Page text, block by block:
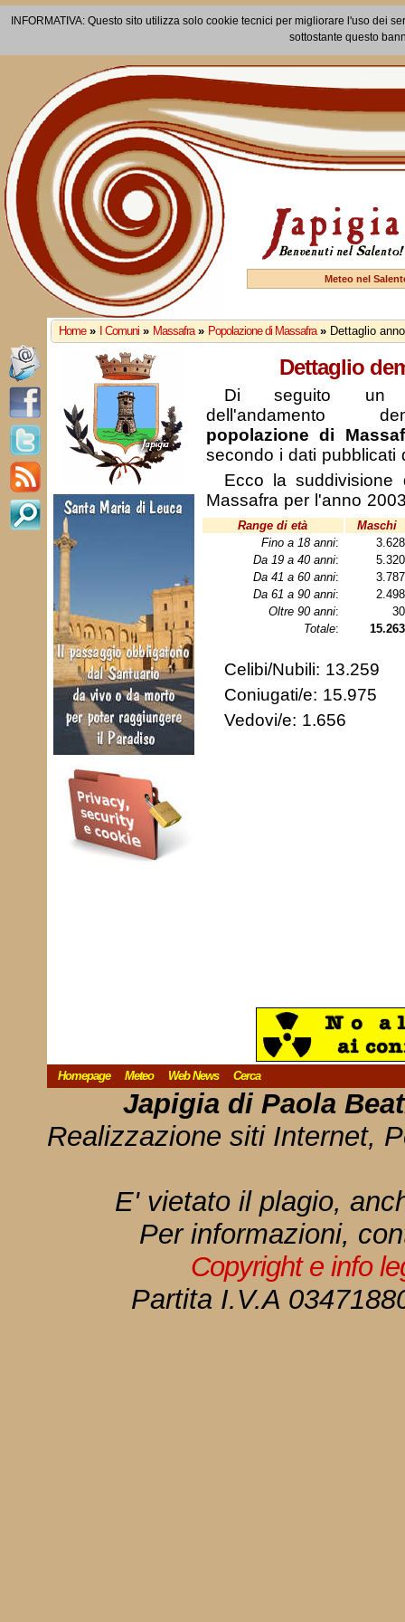
INFORMATIVA: Questo sito utilizza solo cookie tecnici per migliorare l'uso dei
sottostante questo
Meteo nel
Home » I Comuni » Massafra » Popolazione di Massafra » Dettaglio
Dettaglio
Di seguito un
dell'andamento
popolazione di
secondo i dati pubblicati
Ecco la suddivisione
Massafra per l'anno
Range di età
Maschi
Fino a 18 anni:
Da 19 a 40 anni:
Da 41 a 60 anni:
Da 61 a 90 anni:
Oltre 90 anni:
Totale: 15.263
Celibi/Nubili: 13.259
Coniugati/e: 15.975
Vedovi/e: 1.656
Homepage Meteo Web News Cerca
Japigia di Paola
Realizzazione siti Internet,
E' vietato il plagio,
Per informazioni,
Copyright e info
Partita I.V.A